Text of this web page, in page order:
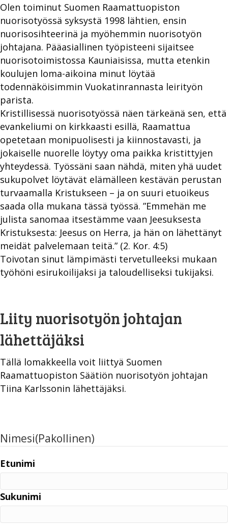
Olen toiminut Suomen Raamattuopiston
nuorisotyössä syksystä 1998 lähtien, ensin
nuorisosihteerinä ja myöhemmin nuorisotyön
johtajana. Pääasiallinen työpisteeni sijaitsee
nuorisotoimistossa Kauniaisissa, mutta etenkin
koulujen loma-aikoina minut löytää
todennäköisimmin Vuokatinrannasta leirityön
parista.
Kristillisessä nuorisotyössä näen tärkeänä sen, että
evankeliumi on kirkkaasti esillä, Raamattua
opetetaan monipuolisesti ja kiinnostavasti, ja
jokaiselle nuorelle löytyy oma paikka kristittyjen
yhteydessä. Työssäni saan nähdä, miten yhä uudet
sukupolvet löytävät elämälleen kestävän perustan
turvaamalla Kristukseen – ja on suuri etuoikeus
saada olla mukana tässä työssä. ”Emmehän me
julista sanomaa itsestämme vaan Jeesuksesta
Kristuksesta: Jeesus on Herra, ja hän on lähettänyt
meidät palvelemaan teitä.” (2. Kor. 4:5)
Toivotan sinut lämpimästi tervetulleeksi mukaan
työhöni esirukoilijaksi ja taloudelliseksi tukijaksi.
Liity nuorisotyön johtajan
lähettäjäksi
Tällä lomakkeella voit liittyä Suomen
Raamattuopiston Säätiön nuorisotyön johtajan
Tiina Karlssonin lähettäjäksi.
Nimesi(Pakollinen)
Etunimi
Sukunimi